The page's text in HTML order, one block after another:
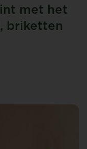
met het
briketten